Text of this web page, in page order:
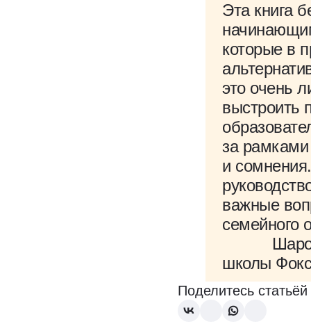
Эта книга
которые в
это очень
выстроить
за
и
важные
семейного
школы
Поделитесь статьёй